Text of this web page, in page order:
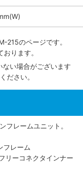
215のページです。
ります。
い場合がございます
ださい。
フレームユニット。
フレーム
リーコネクタインナー